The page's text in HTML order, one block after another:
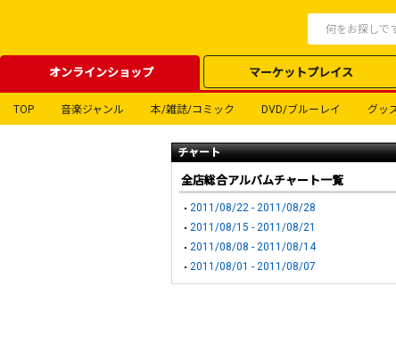
オンラインショップ マーケットプレイス
TOP 音楽ジャンル 本/雑誌/コミック DVD/ブルーレイ グッ
チャート
全店総合アルバムチャート一覧
2011/08/22 - 2011/08/28
2011/08/15 - 2011/08/21
2011/08/08 - 2011/08/14
2011/08/01 - 2011/08/07